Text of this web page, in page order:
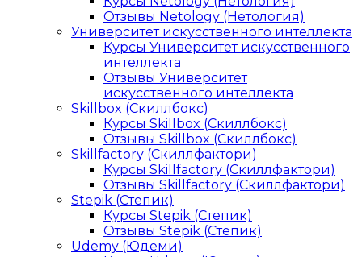
Отзывы Netology (Нетология)
Университет искусственного интеллекта
Курсы Университет искусственного
интеллекта
Отзывы Университет
искусственного интеллекта
Skillbox (Скиллбокс)
Курсы Skillbox (Скиллбокс)
Отзывы Skillbox (Скиллбокс)
Skillfactory (Скиллфактори)
Курсы Skillfactory (Скиллфактори)
Отзывы Skillfactory (Скиллфактори)
Stepik (Степик)
Курсы Stepik (Степик)
Отзывы Stepik (Степик)
Udemy (Юдеми)